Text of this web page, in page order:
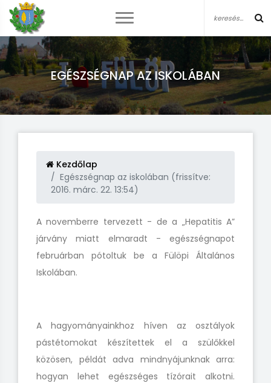
EGÉSZSÉGNAP AZ ISKOLÁBAN
Kezdőlap
Egészségnap az iskolában (frissítve:
2016. márc. 22. 13:54)
A novemberre tervezett - de a „Hepatitis A”
járvány miatt elmaradt - egészségnapot
februárban pótoltuk be a Fülöpi Általános
Iskolában.
A hagyományainkhoz híven az osztályok
pástétomokat készítettek el a szülőkkel
közösen, példát adva mindnyájunknak arra:
hogyan lehet egészséges tízórait alkotni.